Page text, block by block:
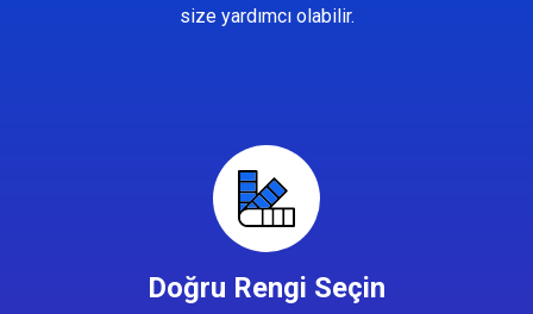
size yardımcı olabilir.
Doğru Rengi Seçin